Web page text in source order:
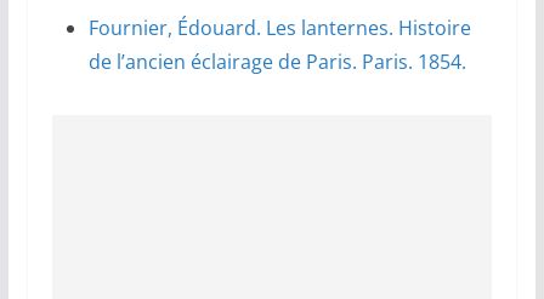
Fournier, Édouard. Les lanternes. Histoire
de l’ancien éclairage de Paris. Paris. 1854.